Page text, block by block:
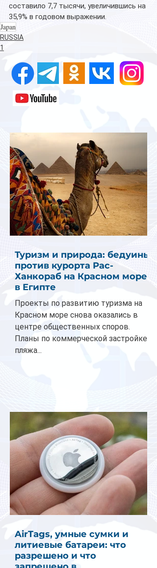
составило 7,7 тысячи, увеличившись на
35,9% в годовом выражении.
Japan
RUSSIA
1
Туризм и природа: бедуины
против курорта Рас-
Ханкораб на Красном море
в Египте
Проекты по развитию туризма на
Красном море снова оказались в
центре общественных споров.
Планы по коммерческой застройке
пляжа...
AirTags, умные сумки и
литиевые батареи: что
разрешено и что